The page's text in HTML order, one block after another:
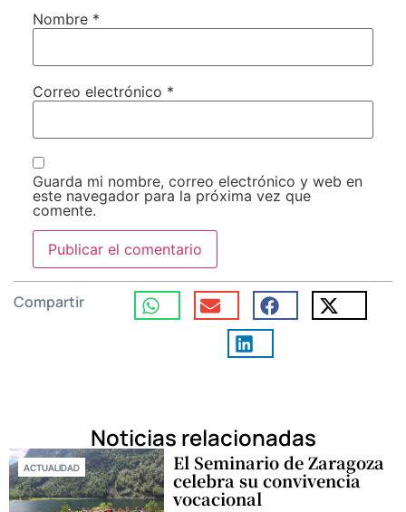
Nombre *
Correo electrónico *
Guarda mi nombre, correo electrónico y web en
este navegador para la próxima vez que
comente.
Compartir
Noticias relacionadas
ACTUALIDAD El Seminario de Zaragoza
celebra su convivencia
vocacional